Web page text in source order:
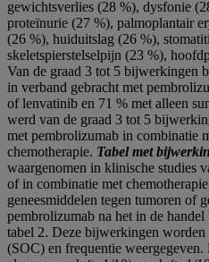
gewichtsverlies (28 %), dysfonie
proteïnurie (27 %), palmoplantair
(26 %), huiduitslag (26 %),
skeletspierstelselpijn (23 %),
Van de graad 3 tot 5 bijwerkingen
in verband gebracht met
of lenvatinib en 71 % met alleen
werd van de graad 3 tot 5
met pembrolizumab in combinatie
chemotherapie. Tabel met
waargenomen in klinische studies
of in combinatie met
geneesmiddelen tegen tumoren of
pembrolizumab na het in de
tabel 2. Deze bijwerkingen worden
(SOC) en frequentie